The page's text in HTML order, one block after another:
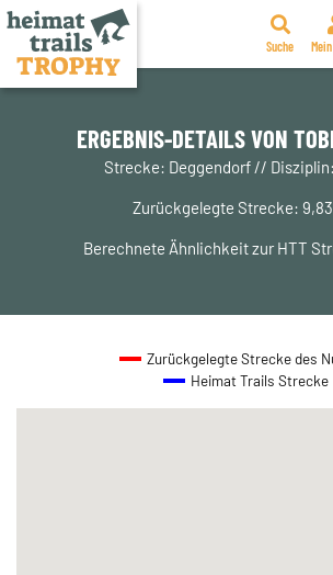
Zum
Suche
ERGEBNIS-DETAILS VON
Strecke: Deggendorf //
Zurückgelegte Strecke:
Berechnete Ähnlichkeit zur HTT
Zurückgelegte Strecke des
Heimat Trails Strecke